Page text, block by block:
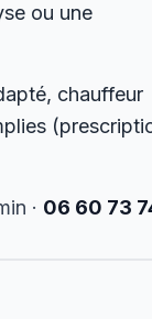
ou une
chauffeur
· 06 60 73